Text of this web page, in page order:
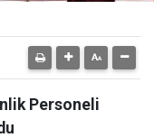
Personeli